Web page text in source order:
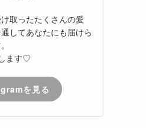
取ったたくさんの愛
してあなたにも届けら
ます♡
を見る